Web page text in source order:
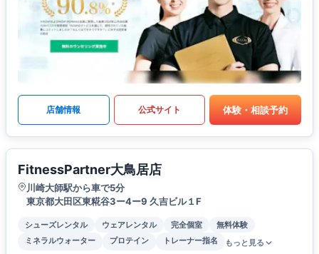
店舗情報 公式サイト 体験・相談予約
FitnessPartner大鳥居店
川崎大師駅から車で5分
東京都大田区東糀谷3ー4ー9 久吉ビル１F
シューズレンタル ウェアレンタル 完全個室
無料体験
ミネラルウォーター
プロテイン トレーナー指名 もっと見る